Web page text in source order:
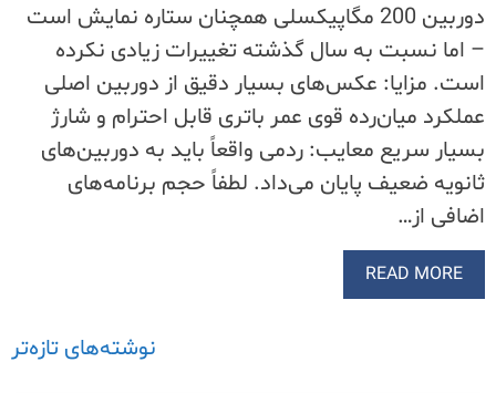
دوربین 200 مگاپیکسلی همچنان ستاره نمایش است
– اما نسبت به سال گذشته تغییرات زیادی نکرده
است. مزایا: عکس‌های بسیار دقیق از دوربین اصلی
عملکرد میان‌رده قوی عمر باتری قابل احترام و شارژ
بسیار سریع معایب: ردمی واقعاً باید به دوربین‌های
ثانویه ضعیف پایان می‌داد. لطفاً حجم برنامه‌های
اضافی از…
READ MORE
نوشته‌های تازه‌تر